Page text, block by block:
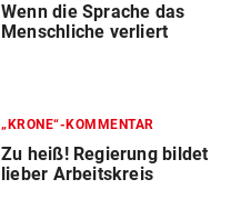
Wenn die Sprache das
Menschliche verliert
„KRONE“-KOMMENTAR
Zu heiß! Regierung bildet
lieber Arbeitskreis